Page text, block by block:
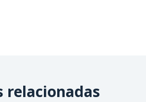
relacionadas